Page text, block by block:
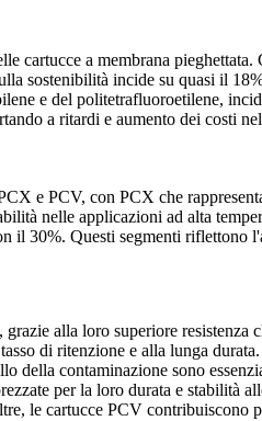
cartucce a membrana
sostenibilità incide su quasi il
e del politetrafluoroetilene,
a ritardi e aumento dei costi
e PCV, con PCX che
nelle applicazioni ad alta
30%. Questi segmenti riflettono
alla loro superiore
di ritenzione e alla lunga
della contaminazione sono
per la loro durata e stabilità
le cartucce PCV